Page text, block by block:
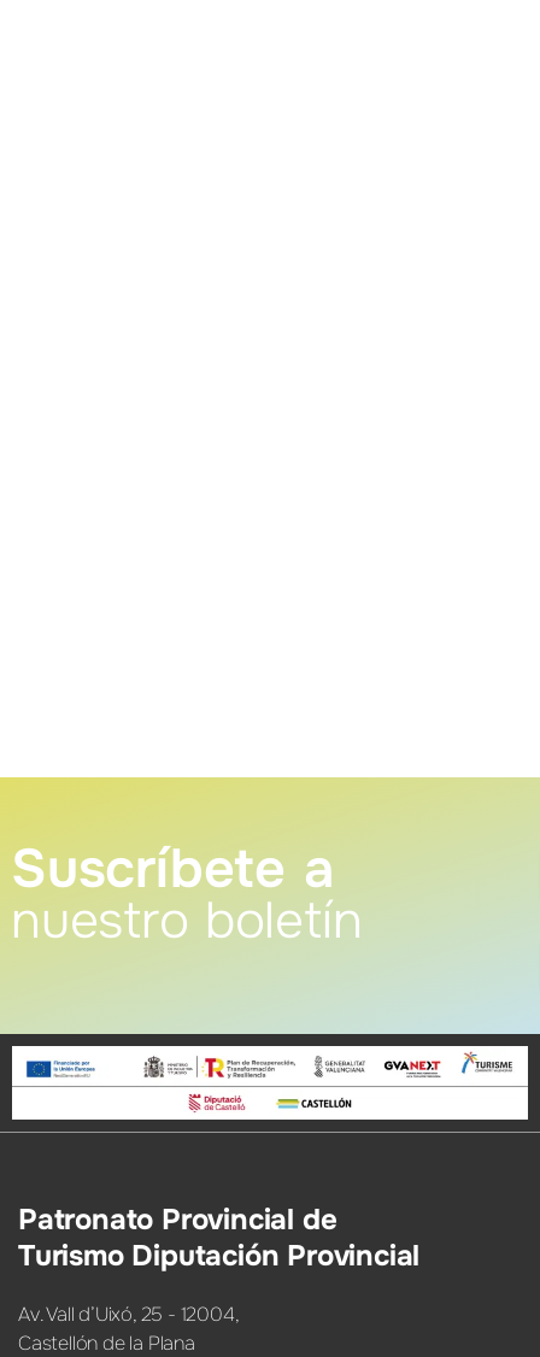
Suscríbete a
nuestro boletín
Patronato Provincial de
Turismo Diputación Provincial
Av. Vall d’Uixó, 25 - 12004,
Castellón de la Plana